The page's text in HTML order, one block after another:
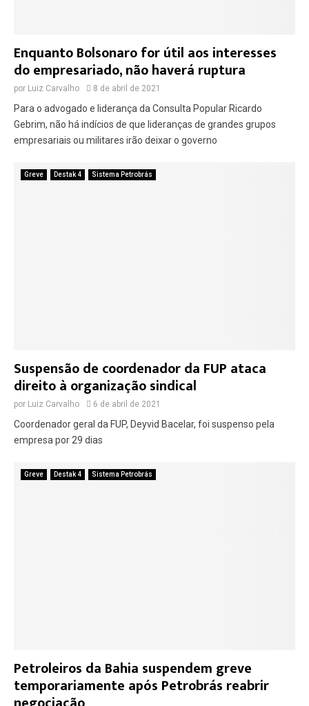
Enquanto Bolsonaro for útil aos interesses
do empresariado, não haverá ruptura
por Luiz Carvalho 8 de abril de 2021
Para o advogado e liderança da Consulta Popular Ricardo
Gebrim, não há indícios de que lideranças de grandes grupos
empresariais ou militares irão deixar o governo
Greve Destak 4 Sistema Petrobrás
Suspensão de coordenador da FUP ataca
direito à organização sindical
por Luiz Carvalho 6 de abril de 2021
Coordenador geral da FUP, Deyvid Bacelar, foi suspenso pela
empresa por 29 dias
Greve Destak 4 Sistema Petrobrás
Petroleiros da Bahia suspendem greve
temporariamente após Petrobrás reabrir